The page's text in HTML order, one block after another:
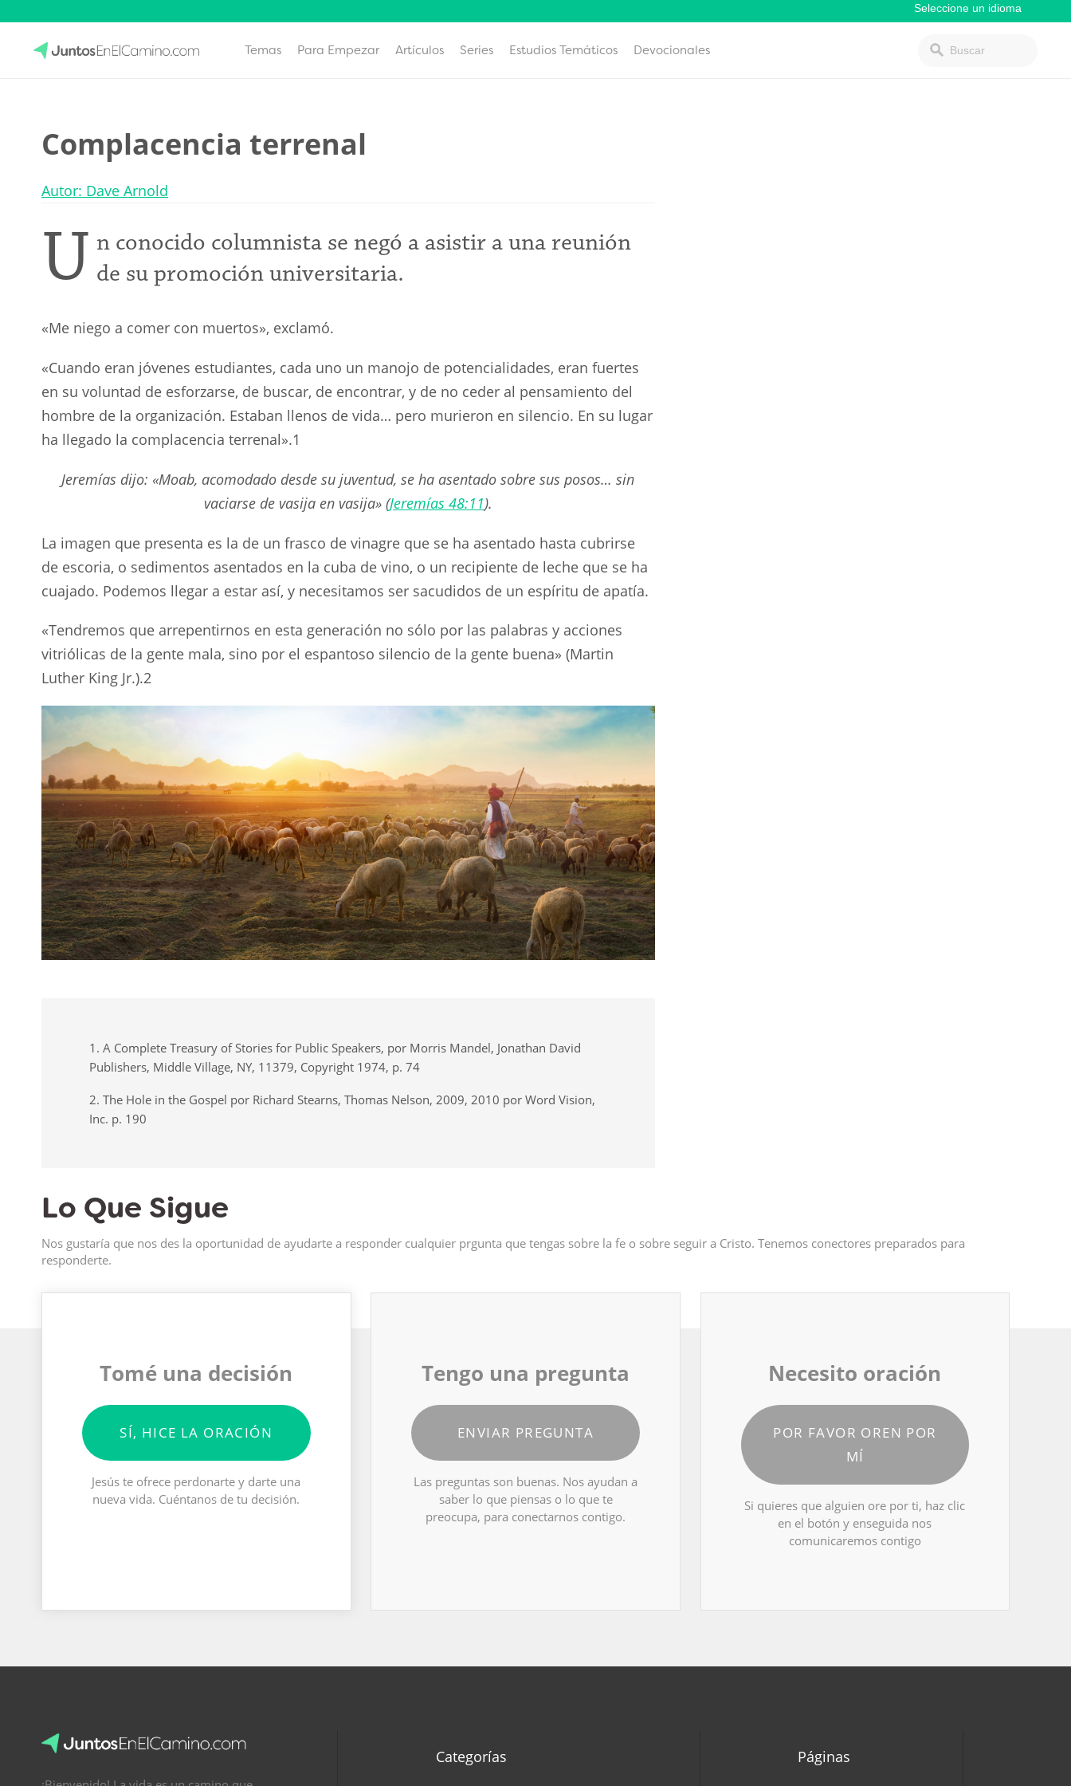
Temas Para Empezar Artículos Series Estudios Temáticos Devocionales
Complacencia terrenal
Autor: Dave Arnold
U n conocido columnista se negó a asistir a una reunión
de su promoción universitaria.
«Me niego a comer con muertos», exclamó.
«Cuando eran jóvenes estudiantes, cada uno un manojo de potencialidades, eran fuertes
en su voluntad de esforzarse, de buscar, de encontrar, y de no ceder al pensamiento del
hombre de la organización. Estaban llenos de vida… pero murieron en silencio. En su lugar
ha llegado la complacencia terrenal».1
Jeremías dijo: «Moab, acomodado desde su juventud, se ha asentado sobre sus posos… sin
vaciarse de vasija en vasija» (Jeremías 48:11).
La imagen que presenta es la de un frasco de vinagre que se ha asentado hasta cubrirse
de escoria, o sedimentos asentados en la cuba de vino, o un recipiente de leche que se ha
cuajado. Podemos llegar a estar así, y necesitamos ser sacudidos de un espíritu de apatía.
«Tendremos que arrepentirnos en esta generación no sólo por las palabras y acciones
vitriólicas de la gente mala, sino por el espantoso silencio de la gente buena» (Martin
Luther King Jr.).2
1. A Complete Treasury of Stories for Public Speakers, por Morris Mandel, Jonathan David
Publishers, Middle Village, NY, 11379, Copyright 1974, p. 74
2. The Hole in the Gospel por Richard Stearns, Thomas Nelson, 2009, 2010 por Word Vision,
Inc. p. 190
Lo Que Sigue
Nos gustaría que nos des la oportunidad de ayudarte a responder cualquier prgunta que tengas sobre la fe o sobre seguir a Cristo. Tenemos conectores preparados para
responderte.
Tomé una decisión
SÍ, HICE LA ORACIÓN
Jesús te ofrece perdonarte y darte una
nueva vida. Cuéntanos de tu decisión.
Tengo una pregunta
ENVIAR PREGUNTA
Las preguntas son buenas. Nos ayudan a
saber lo que piensas o lo que te
preocupa, para conectarnos contigo.
Necesito oración
POR FAVOR OREN POR
MÍ
Si quieres que alguien ore por ti, haz clic
en el botón y enseguida nos
comunicaremos contigo
Categorías Páginas